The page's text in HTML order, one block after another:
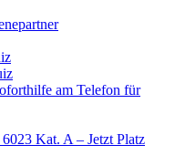
am Telefon für
Kat. A – Jetzt Platz